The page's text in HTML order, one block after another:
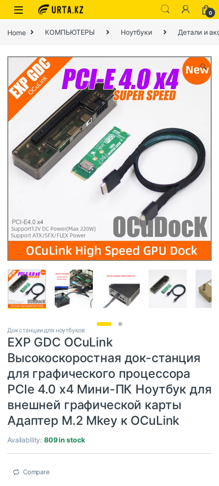
0
Home КОМПЬЮТЕРЫ Ноутбуки Детали и
🔍
Док станции для ноутбуков
EXP GDC OCuLink
Высокоскоростная док-станция
для графического процессора
PCIe 4.0 x4 Мини-ПК Ноутбук для
внешней графической карты
Адаптер M.2 Mkey к OCuLink
Availability:809 in stock
Compare